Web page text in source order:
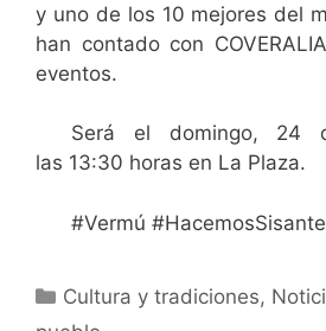
y uno de los 10 mejores del
han contado con
eventos.
Será el domingo, 24
las 13:30 horas en La Plaza.
#Vermú #HacemosSisante
Cultura y tradiciones,